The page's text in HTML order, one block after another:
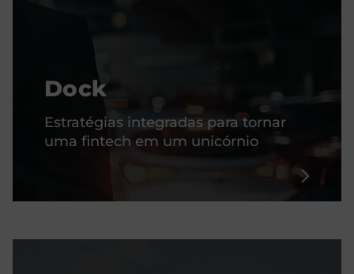
Dock
Estratégias integradas para tornar
uma fintech em um unicórnio